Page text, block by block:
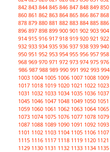
842 843 844 845 846 847 848 849 850
860 861 862 863 864 865 866 867 868
878 879 880 881 882 883 884 885 886
896 897 898 899 900 901 902 903 904
914 915 916 917 918 919 920 921 922
932 933 934 935 936 937 938 939 940
950 951 952 953 954 955 956 957 958
968 969 970 971 972 973 974 975 976
986 987 988 989 990 991 992 993 994
1003 1004 1005 1006 1007 1008 1009
1017 1018 1019 1020 1021 1022 1023
1031 1032 1033 1034 1035 1036 1037
1045 1046 1047 1048 1049 1050 1051
1059 1060 1061 1062 1063 1064 1065
1073 1074 1075 1076 1077 1078 1079
1087 1088 1089 1090 1091 1092 1093
1101 1102 1103 1104 1105 1106 1107
1115 1116 1117 1118 1119 1120 1121
1129 1130 1131 1132 1133 1134 1135